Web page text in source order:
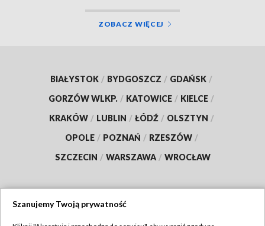
ZOBACZ WIĘCEJ
BIAŁYSTOK / BYDGOSZCZ / GDAŃSK /
GORZÓW WLKP. / KATOWICE / KIELCE /
KRAKÓW / LUBLIN / ŁÓDŹ / OLSZTYN /
OPOLE / POZNAŃ / RZESZÓW /
SZCZECIN / WARSZAWA / WROCŁAW
Szanujemy Twoją prywatność